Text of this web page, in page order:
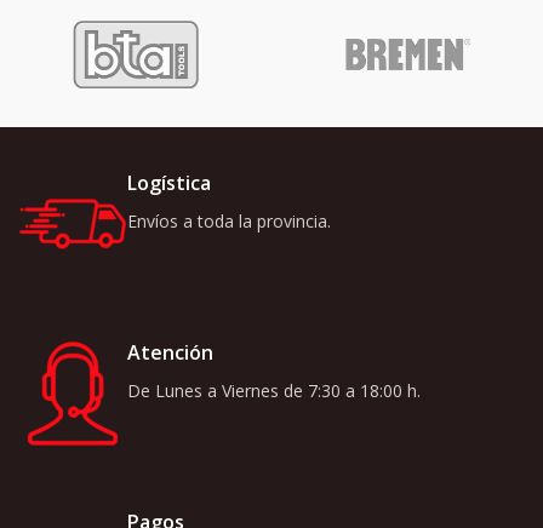
Logística
Envíos a toda la provincia.
Atención
De Lunes a Viernes de 7:30 a 18:00 h.
Pagos